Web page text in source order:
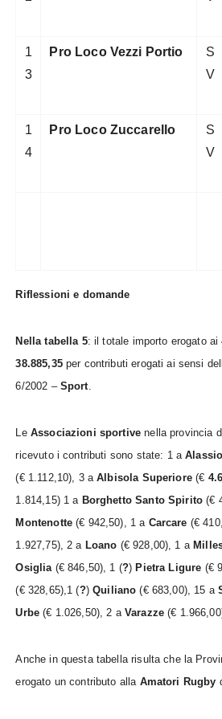
1
3
Pro Loco Vezzi Portio
S
V
1
4
Pro Loco Zuccarello
S
V
Riflessioni e domande
Nella tabella 5: il totale importo erogato ai
38.885,35per contributi erogati ai sensi
6/2002 – Sport.
Le Associazioni sportive nella provincia
ricevuto i contributi sono state: 1 a
(€ 1.112,10), 3 aAlbisola Superiore(€
1.814,15) 1 a Borghetto Santo Spirito(€
Montenotte(€ 942,50), 1 a Carcare (€
1.927,75), 2 a Loano (€ 928,00), 1 a
Osiglia (€ 846,50), 1 (?) Pietra Ligure (€
(€ 328,65),1 (?)Quiliano(€ 683,00), 15 a
Urbe(€ 1.026,50), 2 a Varazze(€
Anche in questa tabella risulta che la
erogato un contributo alla Amatori Rugby